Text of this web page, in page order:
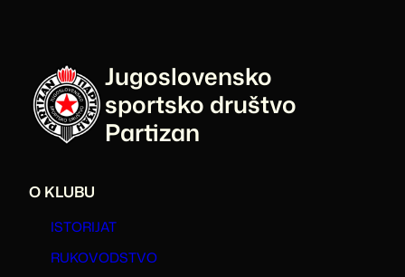
Jugoslovensko
sportsko društvo
Partizan
O KLUBU
ISTORIJAT
RUKOVODSTVO